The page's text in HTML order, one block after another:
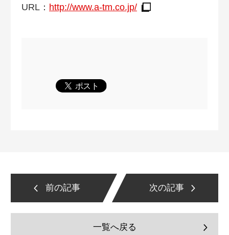
URL： http://www.a-tm.co.jp/
前の記事 次の記事
一覧へ戻る